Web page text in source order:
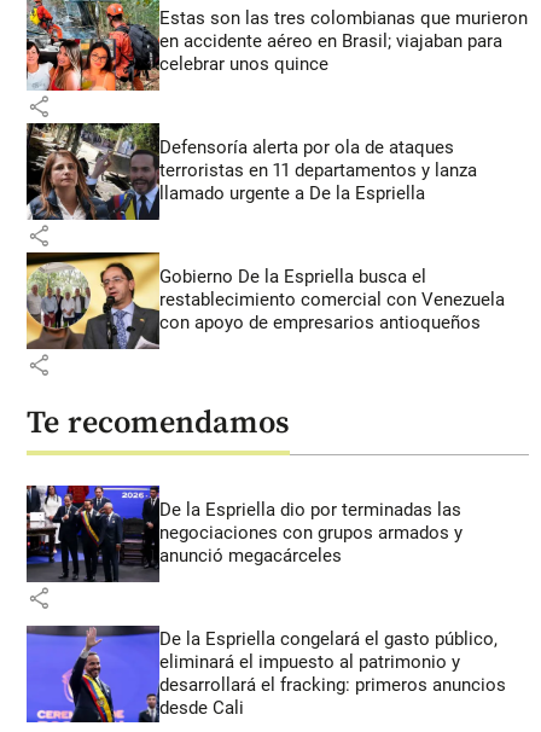
Estas son las tres colombianas que murieron
en accidente aéreo en Brasil; viajaban para
celebrar unos quince
share
Defensoría alerta por ola de ataques
terroristas en 11 departamentos y lanza
llamado urgente a De la Espriella
share
Gobierno De la Espriella busca el
restablecimiento comercial con Venezuela
con apoyo de empresarios antioqueños
share
Te recomendamos
De la Espriella dio por terminadas las
negociaciones con grupos armados y
anunció megacárceles
share
De la Espriella congelará el gasto público,
eliminará el impuesto al patrimonio y
desarrollará el fracking: primeros anuncios
desde Cali